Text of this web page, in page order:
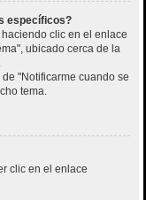
específicos?
clic en el enlace
ubicado cerca de la
"Notificarme cuando se
tema.
clic en el enlace